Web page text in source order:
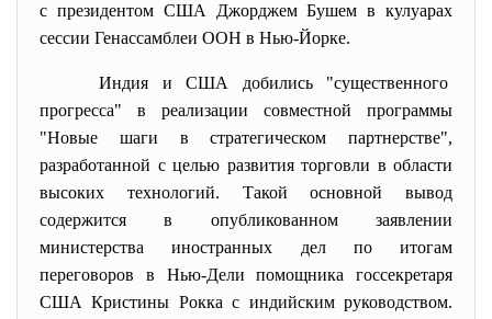
с президентом США Джорджем Бушем в кулуарах
сессии Генассамблеи ООН в Нью-Йорке.
Индия и США добились "существенного
прогресса" в реализации совместной программы
"Новые шаги в стратегическом партнерстве",
разработанной с целью развития торговли в области
высоких технологий. Такой основной вывод
содержится в опубликованном заявлении
министерства иностранных дел по итогам
переговоров в Нью-Дели помощника госсекретаря
США Кристины Рокка с индийским руководством.